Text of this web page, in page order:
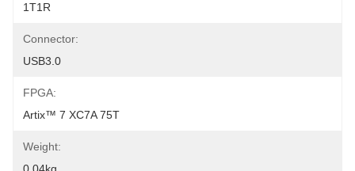
1T1R
Connector:
USB3.0
FPGA:
Artix™ 7 XC7A 75T
Weight: